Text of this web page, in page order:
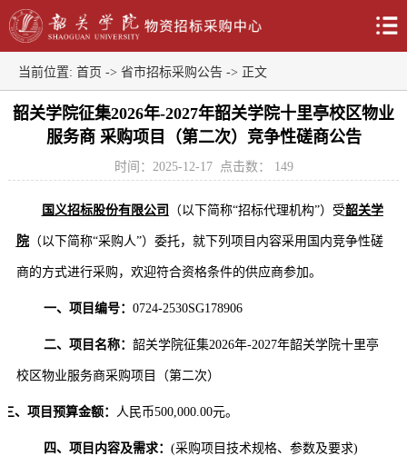
当前位置: 首页 -> 省市招标采购公告 -> 正文
韶关学院征集2026年-2027年韶关学院十里亭校区物业
服务商 采购项目（第二次）竞争性磋商公告
时间：2025-12-17 点击数： 149
国义招标股份有限公司 （以下简称“招标代理机构”）受韶关学
院（以下简称“采购人”）委托，就下列项目内容采用国内竞争性磋
商的方式进行采购，欢迎符合资格条件的供应商参加。
一、项目编号： 0724-2530SG178906
二、项目名称： 韶关学院征集2026年-2027年韶关学院十里亭
校区物业服务商采购项目（第二次）
三、项目预算金额： 人民币500,000.00元。
四、 项目内容及需求： (采购项目技术规格、参数及要求)